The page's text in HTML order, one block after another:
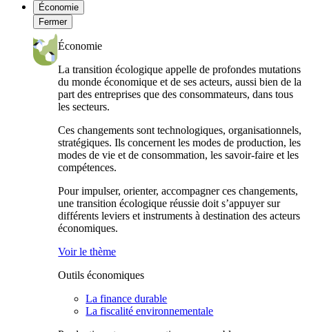
Économie
Fermer
Économie
La transition écologique appelle de profondes mutations
du monde économique et de ses acteurs, aussi bien de la
part des entreprises que des consommateurs, dans tous
les secteurs.
Ces changements sont technologiques, organisationnels,
stratégiques. Ils concernent les modes de production, les
modes de vie et de consommation, les savoir-faire et les
compétences.
Pour impulser, orienter, accompagner ces changements,
une transition écologique réussie doit s’appuyer sur
différents leviers et instruments à destination des acteurs
économiques.
Voir le thème
Outils économiques
La finance durable
La fiscalité environnementale